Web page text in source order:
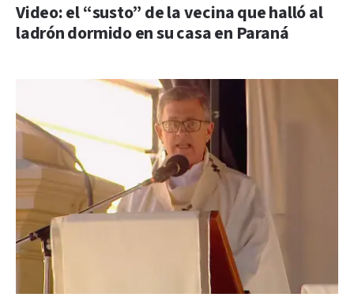
Video: el “susto” de la vecina que halló al
ladrón dormido en su casa en Paraná